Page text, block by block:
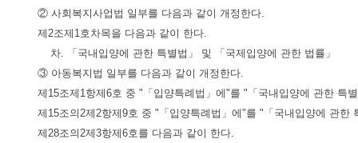
② 사회복지사업법 일부를 다음과 같이 개정한다.
제2조제1호차목을 다음과 같이 한다.
차. 「국내입양에 관한 특별법」 및 「국제입양에 관한 법률」
③ 아동복지법 일부를 다음과 같이 개정한다.
제15조제1항제6호 중 "「입양특례법」에"를 "「국내입양에 관한 특
제15조의2제2항제9호 중 "「입양특례법」에"를 "「국내입양에 관
제28조의2제3항제6호를 다음과 같이 한다.